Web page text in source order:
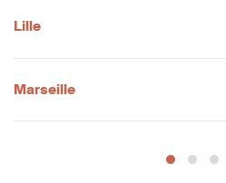
Lille
Marseille